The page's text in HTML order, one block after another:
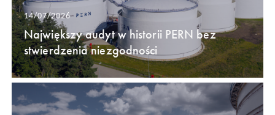
14/07/2026
Największy audyt w historii PERN bez
stwierdzenia niezgodności